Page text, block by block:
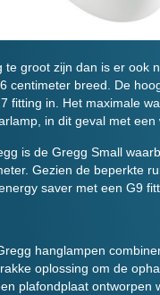
te groot zijn dan is er ook
centimeter breed. De
fitting in. Het maximale
in dit geval met
is de Gregg Small
Gezien de beperkte
saver met een G9
hanglampen
oplossing om de
plafondplaat ontworpen